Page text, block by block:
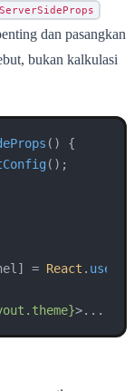
dan pasangkan
bukan kalkulasi
( ) {
();
= React .
>...